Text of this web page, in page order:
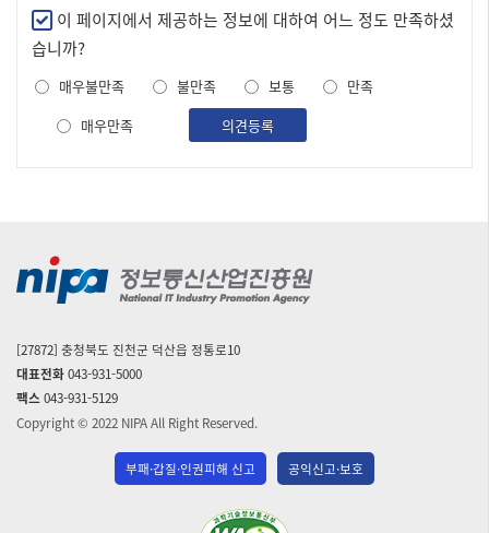
만
족
도
조
이 페이지에서 제공하는 정보에 대하여 어느 정도 만족하셨
습니까?
매우불만족 불만족 보통
만족
매우만족
의견등록
[27872] 충청북도 진천군 덕산읍 정통로10
대표전화043-931-5000
팩스043-931-5129
Copyright © 2022 NIPA All Right Reserved.
부패·갑질·인권피해 신고 공익신고·보호
(사)